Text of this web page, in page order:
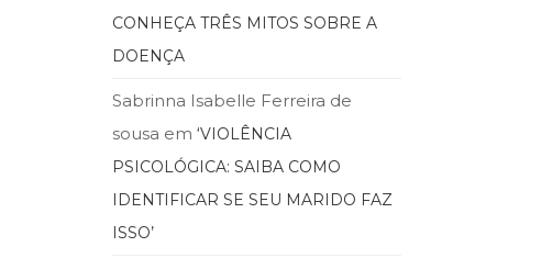
CONHEÇA TRÊS MITOS SOBRE A
DOENÇA
Sabrinna Isabelle Ferreira de
sousa em ‘VIOLÊNCIA
PSICOLÓGICA: SAIBA COMO
IDENTIFICAR SE SEU MARIDO FAZ
ISSO’